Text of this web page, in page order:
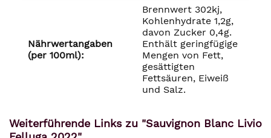
Nährwertangaben
(per 100ml):
Brennwert 302kj,
Kohlenhydrate 1,2g,
davon Zucker 0,4g.
Enthält geringfügige
Mengen von Fett,
gesättigten
Fettsäuren, Eiweiß
und Salz.
Weiterführende Links zu "Sauvignon Blanc Livio